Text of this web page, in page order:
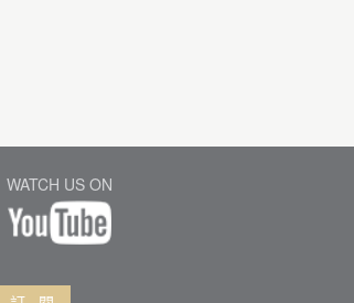
WATCH US ON